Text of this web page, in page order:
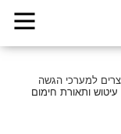
למערכי הגשה
ותאורת חימום